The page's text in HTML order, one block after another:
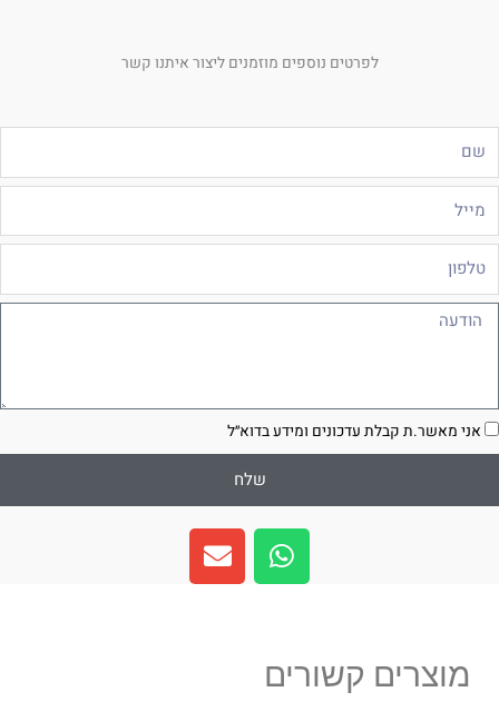
לפרטים נוספים מוזמנים ליצור איתנו קשר
אני מאשר.ת קבלת עדכונים ומידע בדוא״ל
שלח
W
h
a
a
E
n
v
מוצרים קשורים